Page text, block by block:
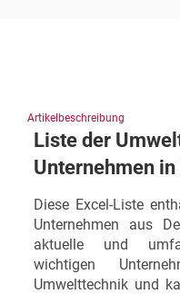
Artikelbeschreibung
Liste der
Unternehmen in
Diese Excel-Liste
Unternehmen aus
aktuelle und
wichtigen
Umwelttechnik und